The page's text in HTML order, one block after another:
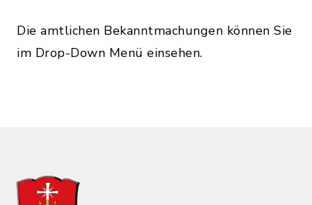
Die amtlichen Bekanntmachungen können Sie
im Drop-Down Menü einsehen.